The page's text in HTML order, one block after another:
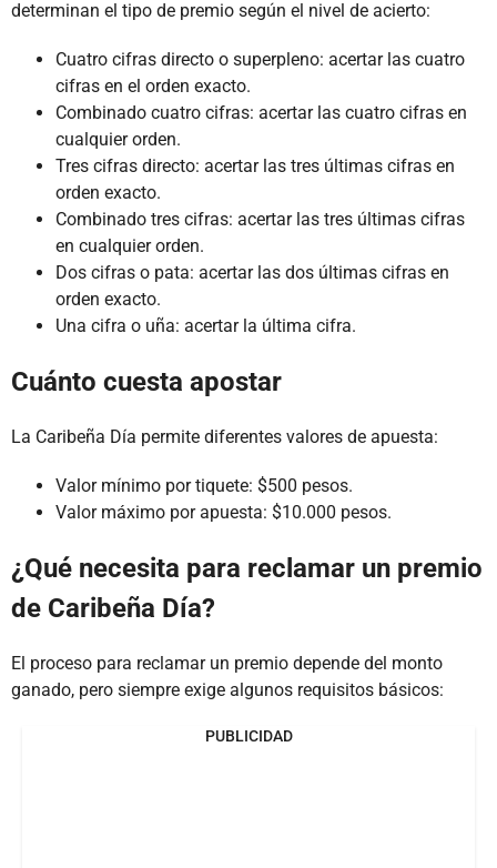
determinan el tipo de premio según el nivel de acierto:
Cuatro cifras directo o superpleno: acertar las cuatro
cifras en el orden exacto.
Combinado cuatro cifras: acertar las cuatro cifras en
cualquier orden.
Tres cifras directo: acertar las tres últimas cifras en
orden exacto.
Combinado tres cifras: acertar las tres últimas cifras
en cualquier orden.
Dos cifras o pata: acertar las dos últimas cifras en
orden exacto.
Una cifra o uña: acertar la última cifra.
Cuánto cuesta apostar
La Caribeña Día permite diferentes valores de apuesta:
Valor mínimo por tiquete: $500 pesos.
Valor máximo por apuesta: $10.000 pesos.
¿Qué necesita para reclamar un premio
de Caribeña Día?
El proceso para reclamar un premio depende del monto
ganado, pero siempre exige algunos requisitos básicos:
PUBLICIDAD